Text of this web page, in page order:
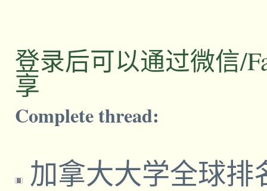
登录后可以通过微信/
享
Complete thread:
加拿大大学全球